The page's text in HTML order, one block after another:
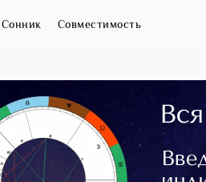
Сонник Совместимость